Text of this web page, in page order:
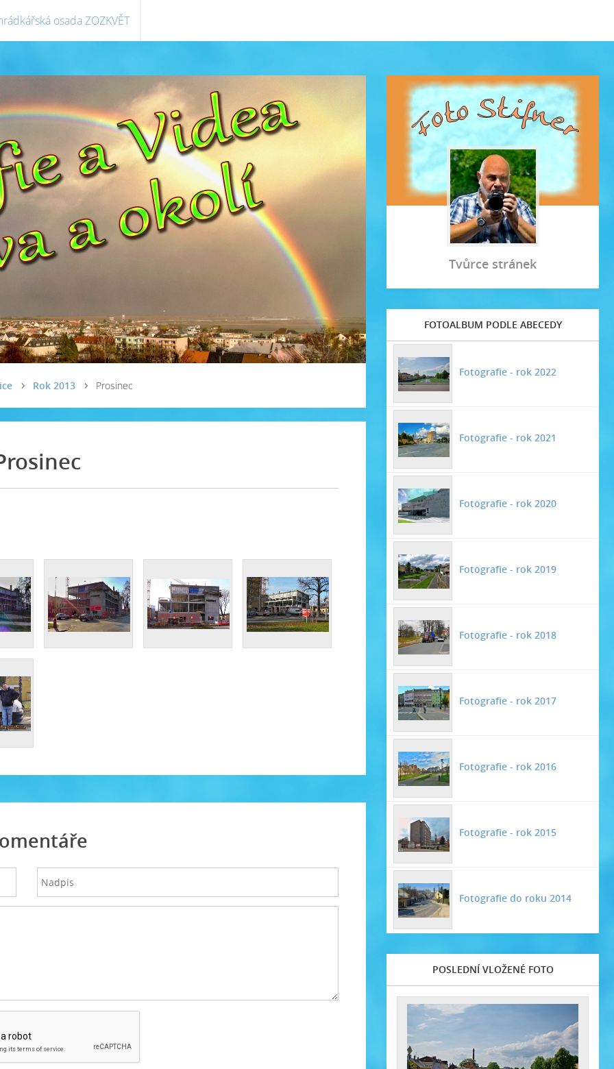
osada ZOZKVĚT
Rok 2013 Prosinec
Tvůrce stránek
FOTOALBUM PODLE ABECEDY
Fotografie - rok 2022
Fotografie - rok 2021
Fotografie - rok 2020
Fotografie - rok 2019
Fotografie - rok 2018
Fotografie - rok 2017
Fotografie - rok 2016
Fotografie - rok 2015
Fotografie do roku 2014
POSLEDNÍ VLOŽENÉ FOTO